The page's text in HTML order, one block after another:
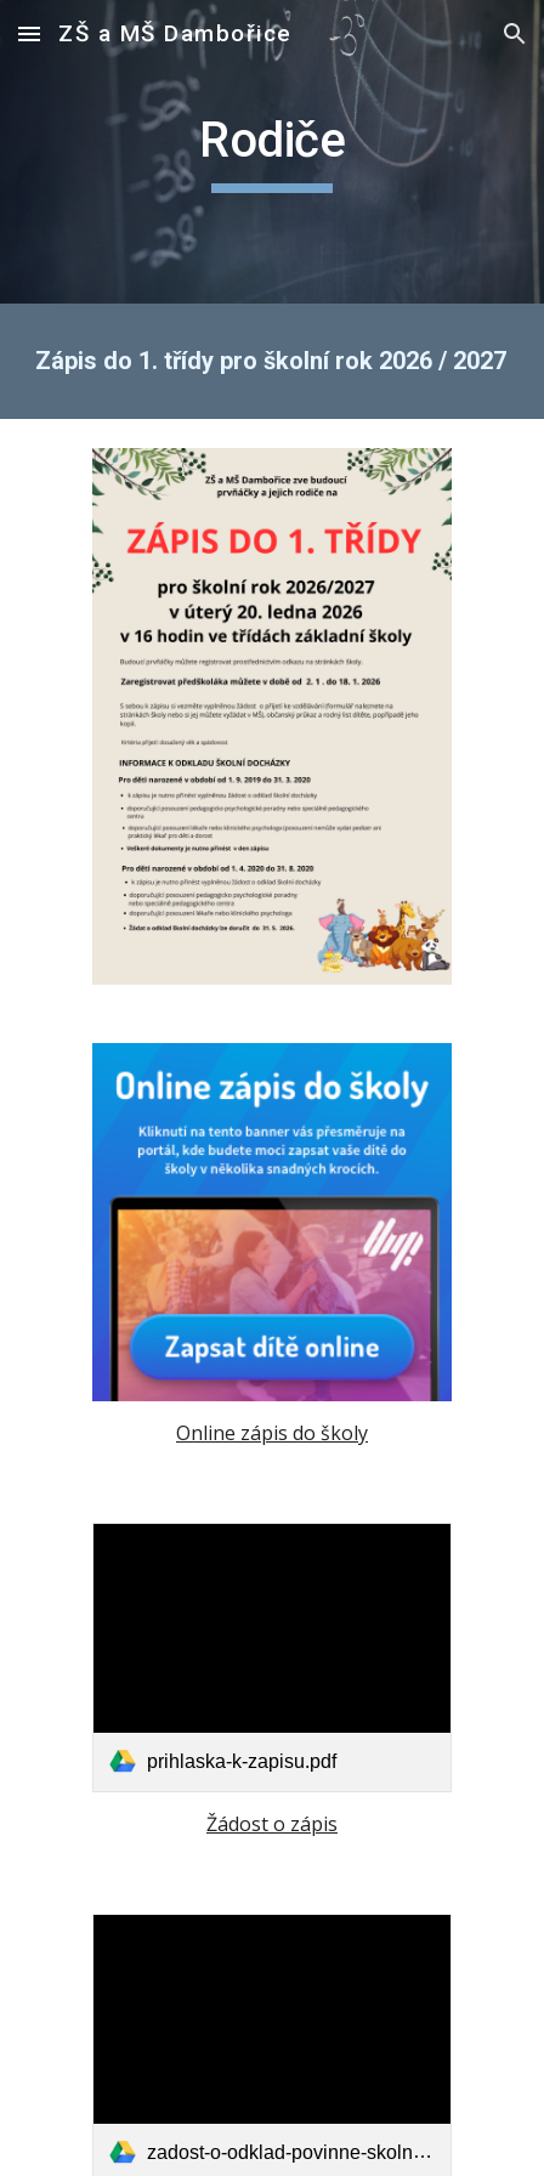
Skip to main content Skip to navigation
ZŠ a MŠ Dambořice
Rodiče
Zápis do 1. třídy pro školní rok 2026 / 2027
Online zápis do školy
prihlaska-k-zapisu.pdf
Žádost o zápis
zadost-o-odklad-povinne-skolni-dochazky.pdf